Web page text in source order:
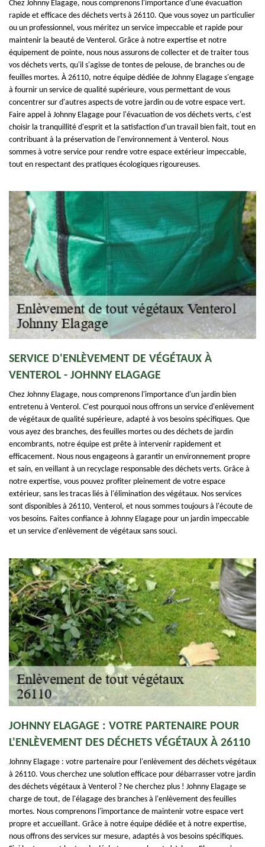
Chez Johnny Elagage, nous comprenons l'importance d'une évacuation
rapide et efficace des déchets verts à 26110. Que vous soyez un particulier
ou un professionnel, vous méritez un service impeccable et rapide pour
maintenir la beauté de Venterol. Grâce à notre expertise et notre
équipement de pointe, nous nous assurons de collecter et de traiter tous
vos déchets verts, qu'il s'agisse de tontes de pelouse, de branches ou de
feuilles mortes. À 26110, notre équipe dédiée de Johnny Elagage s'engage
à fournir un service de qualité supérieure, vous permettant de vous
concentrer sur d'autres aspects de votre jardin ou de votre espace vert.
Faire appel à Johnny Elagage pour l'évacuation de vos déchets verts, c'est
choisir la tranquillité d'esprit et la satisfaction d'un travail bien fait, tout en
contribuant à la préservation de l'environnement à Venterol. Nous
sommes à votre service pour rendre votre espace extérieur impeccable,
tout en respectant des pratiques écologiques rigoureuses.
SERVICE D'ENLÈVEMENT DE VÉGÉTAUX À
VENTEROL - JOHNNY ELAGAGE
Chez Johnny Elagage, nous comprenons l'importance d'un jardin bien
entretenu à Venterol. C'est pourquoi nous offrons un service d'enlèvement
de végétaux de qualité supérieure, adapté à vos besoins spécifiques. Que
vous ayez des branches, des feuilles mortes ou des déchets de jardin
encombrants, notre équipe est prête à intervenir rapidement et
efficacement. Nous nous engageons à garantir un environnement propre
et sain, en veillant à un recyclage responsable des déchets verts. Grâce à
notre expertise, vous pouvez profiter pleinement de votre espace
extérieur, sans les tracas liés à l'élimination des végétaux. Nos services
sont disponibles à 26110, Venterol, et nous sommes toujours à l'écoute de
vos besoins. Faites confiance à Johnny Elagage pour un jardin impeccable
et un service d'enlèvement de végétaux sans souci.
JOHNNY ELAGAGE : VOTRE PARTENAIRE POUR
L'ENLÈVEMENT DES DÉCHETS VÉGÉTAUX À 26110
Johnny Elagage : votre partenaire pour l'enlèvement des déchets végétaux
à 26110. Vous cherchez une solution efficace pour débarrasser votre jardin
des déchets végétaux à Venterol ? Ne cherchez plus ! Johnny Elagage se
charge de tout, de l'élagage des branches à l'enlèvement des feuilles
mortes. Nous comprenons l'importance de maintenir votre espace vert
propre et accueillant. Grâce à notre équipe dédiée et à notre expertise,
nous offrons des services sur mesure, adaptés à vos besoins spécifiques.